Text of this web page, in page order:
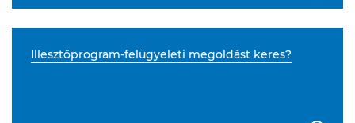
Illesztőprogram-felügyeleti megoldást keres?